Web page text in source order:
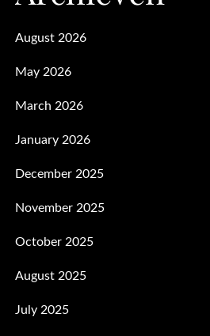
August 2026
May 2026
March 2026
January 2026
December 2025
November 2025
October 2025
August 2025
July 2025